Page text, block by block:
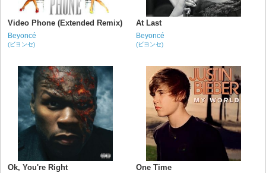
Video Phone (Extended Remix)
Beyoncé
(ビヨンセ)
At Last
Beyoncé
(ビヨンセ)
Ok, You're Right One Time